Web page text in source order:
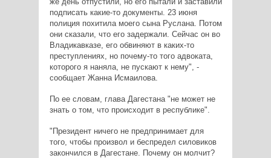
подписать какие-то документы. 23 июня
полиция похитила моего сына Руслана. Потом
они сказали, что его задержали. Сейчас он во
Владикавказе, его обвиняют в каких-то
преступлениях, но почему-то того адвоката,
которого я наняла, не пускают к нему", -
сообщает Жанна Исмаилова.
По ее словам, глава Дагестана "не может не
знать о том, что происходит в республике".
"Президент ничего не предпринимает для
того, чтобы произвол и беспредел силовиков
закончился в Дагестане. Почему он молчит?